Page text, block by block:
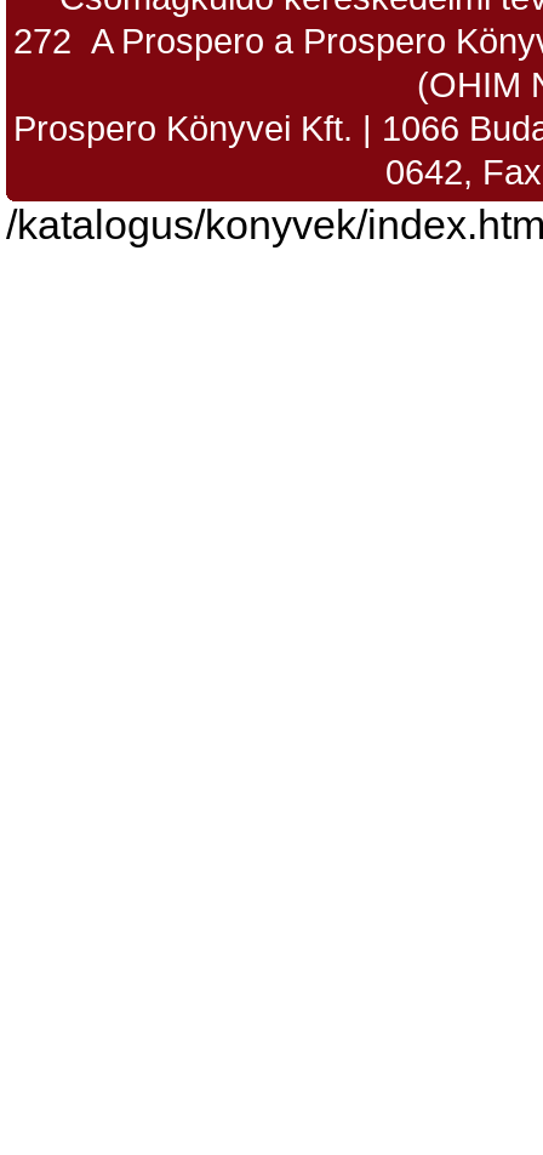
272 A Prospero a Prospero
(OHIM
Prospero Könyvei Kft. | 1066
0642,
/katalogus/konyvek/